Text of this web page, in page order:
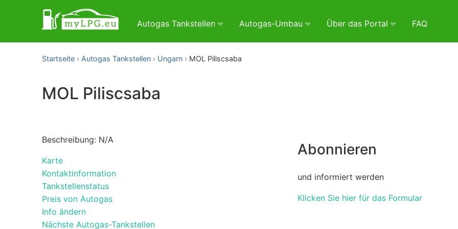
Autogas Tankstellen Autogas-Umbau Über das Portal FAQ
Startseite Autogas Tankstellen Ungarn MOL Piliscsaba
MOL Piliscsaba
Beschreibung: N/A
Karte
Kontaktinformation
Tankstellenstatus
Preis von Autogas
Info ändern
Nächste Autogas-Tankstellen
Abonnieren
und informiert werden
Klicken Sie hier für das Formular